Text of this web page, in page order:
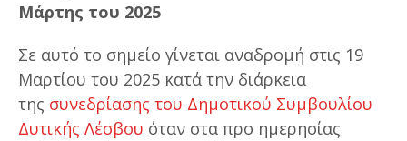
Μάρτης του 2025
Σε αυτό το σημείο γίνεται αναδρομή στις 19
Μαρτίου του 2025 κατά την διάρκεια
της συνεδρίασης του Δημοτικού Συμβουλίου
Δυτικής Λέσβου όταν στα προ ημερησίας